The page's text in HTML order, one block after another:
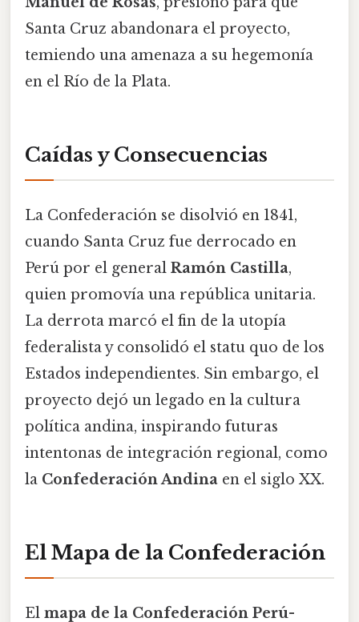
Santa Cruz abandonara el proyecto,
temiendo una amenaza a su hegemonía
en el Río de la Plata.
Caídas y Consecuencias
La Confederación se disolvió en 1841,
cuando Santa Cruz fue derrocado en
Perú por el general Ramón Castilla,
quien promovía una república unitaria.
La derrota marcó el fin de la utopía
federalista y consolidó el statu quo de los
Estados independientes. Sin embargo, el
proyecto dejó un legado en la cultura
política andina, inspirando futuras
intentonas de integración regional, como
la Confederación Andina en el siglo XX.
El Mapa de la Confederación
El mapa de la Confederación Perú-